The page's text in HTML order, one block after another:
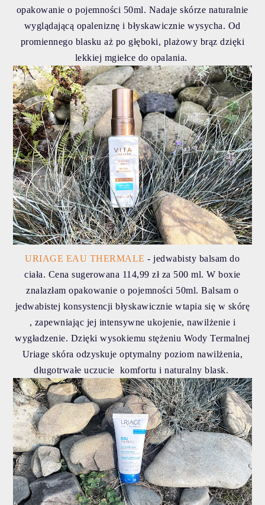
opakowanie o pojemności 50ml. Nadaje skórze naturalnie
wyglądającą opaleniznę i błyskawicznie wysycha. Od
promiennego blasku aż po głęboki, plażowy brąz dzięki
lekkiej mgiełce do opalania.
URIAGE EAU THERMALE - jedwabisty balsam do
ciała. Cena sugerowana 114,99 zł za 500 ml. W boxie
znalazłam opakowanie o pojemności 50ml. Balsam o
jedwabistej konsystencji błyskawicznie wtapia się w skórę
, zapewniając jej intensywne ukojenie, nawilżenie i
wygładzenie. Dzięki wysokiemu stężeniu Wody Termalnej
Uriage skóra odzyskuje optymalny poziom nawilżenia,
długotrwałe uczucie komfortu i naturalny blask.